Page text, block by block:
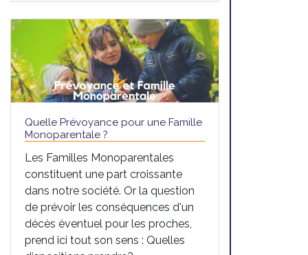
Quelle Prévoyance pour une Famille
Monoparentale ?
Les Familles Monoparentales
constituent une part croissante
dans notre société. Or la question
de prévoir les conséquences d'un
décès éventuel pour les proches,
prend ici tout son sens : Quelles